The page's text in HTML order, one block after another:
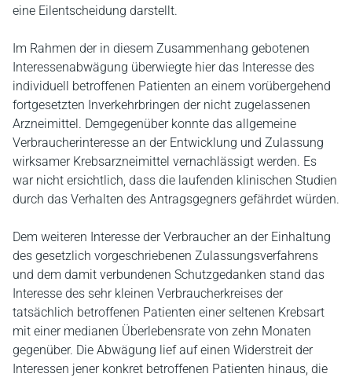
eine Eilentscheidung darstellt.
Im Rahmen der in diesem Zusammenhang gebotenen
Interessenabwägung überwiegte hier das Interesse des
individuell betroffenen Patienten an einem vorübergehend
fortgesetzten Inverkehrbringen der nicht zugelassenen
Arzneimittel. Demgegenüber konnte das allgemeine
Verbraucherinteresse an der Entwicklung und Zulassung
wirksamer Krebsarzneimittel vernachlässigt werden. Es
war nicht ersichtlich, dass die laufenden klinischen Studien
durch das Verhalten des Antragsgegners gefährdet würden.
Dem weiteren Interesse der Verbraucher an der Einhaltung
des gesetzlich vorgeschriebenen Zulassungsverfahrens
und dem damit verbundenen Schutzgedanken stand das
Interesse des sehr kleinen Verbraucherkreises der
tatsächlich betroffenen Patienten einer seltenen Krebsart
mit einer medianen Überlebensrate von zehn Monaten
gegenüber. Die Abwägung lief auf einen Widerstreit der
Interessen jener konkret betroffenen Patienten hinaus, die